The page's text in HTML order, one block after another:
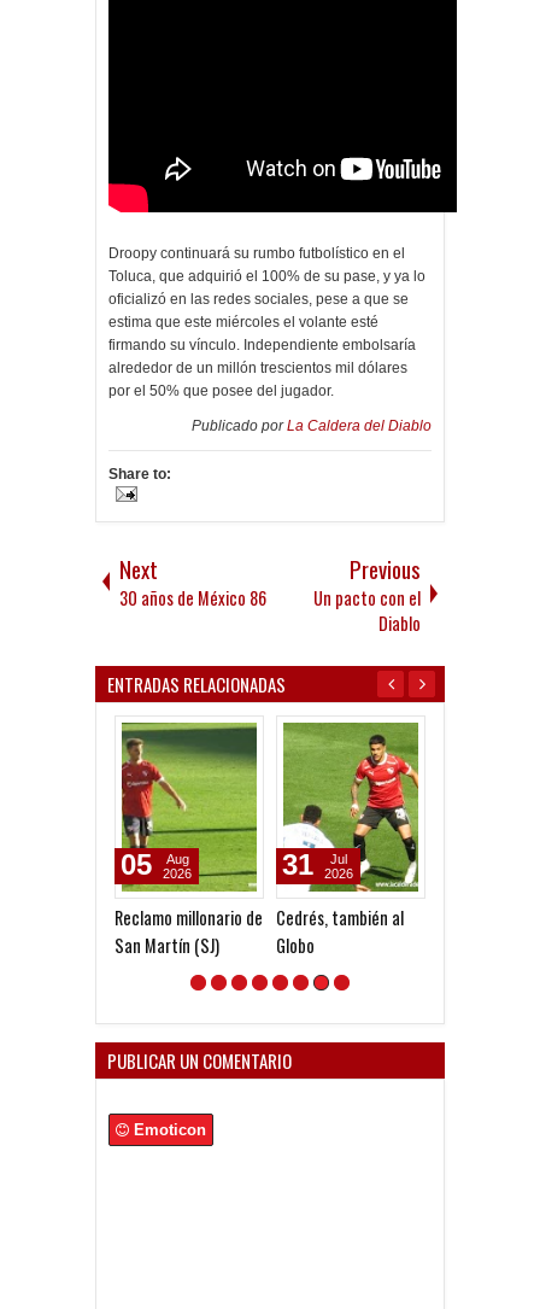
Droopy continuará su rumbo futbolístico en el
Toluca, que adquirió el 100% de su pase, y ya lo
oficializó en las redes sociales, pese a que se
estima que este miércoles el volante esté
firmando su vínculo. Independiente embolsaría
alrededor de un millón trescientos mil dólares
por el 50% que posee del jugador.
Publicado porLa Caldera del Diablo
Share to:
Next
30 años de México 86
Previous
Un pacto con el
Diablo
ENTRADAS RELACIONADAS
Reclamo millonario de
San Martín (SJ)
05
Aug
2026
Cedrés, también al
Globo
31
Jul
2026
PUBLICAR UN COMENTARIO
Emoticon